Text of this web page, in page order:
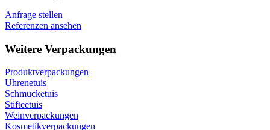
Anfrage stellen
Referenzen ansehen
Weitere Verpackungen
Produktverpackungen
Uhrenetuis
Schmucketuis
Stifteetuis
Weinverpackungen
Kosmetikverpackungen